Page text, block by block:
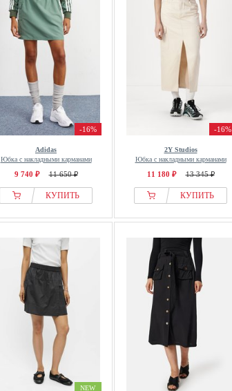
-16%
Adidas
Юбка с накладными карманами
9 740 ₽ 11 650 ₽
КУПИТЬ
-16%
2Y Studios
Юбка с накладными карманами
11 180 ₽ 13 345 ₽
КУПИТЬ
NEW